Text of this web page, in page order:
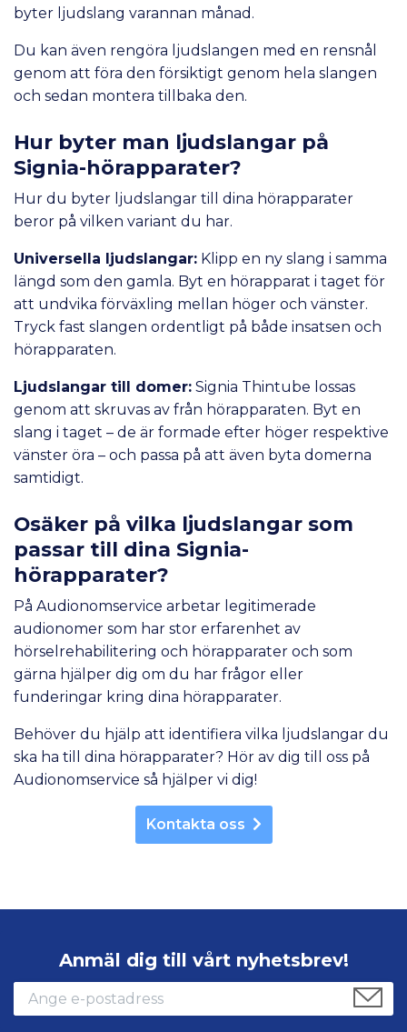
byter ljudslang varannan månad.
Du kan även rengöra ljudslangen med en rensnål
genom att föra den försiktigt genom hela slangen
och sedan montera tillbaka den.
Hur byter man ljudslangar på
Signia-hörapparater?
Hur du byter ljudslangar till dina hörapparater
beror på vilken variant du har.
Universella ljudslangar: Klipp en ny slang i samma
längd som den gamla. Byt en hörapparat i taget för
att undvika förväxling mellan höger och vänster.
Tryck fast slangen ordentligt på både insatsen och
hörapparaten.
Ljudslangar till domer: Signia Thintube lossas
genom att skruvas av från hörapparaten. Byt en
slang i taget – de är formade efter höger respektive
vänster öra – och passa på att även byta domerna
samtidigt.
Osäker på vilka ljudslangar som
passar till dina Signia-
hörapparater?
På Audionomservice arbetar legitimerade
audionomer som har stor erfarenhet av
hörselrehabilitering och hörapparater och som
gärna hjälper dig om du har frågor eller
funderingar kring dina hörapparater.
Behöver du hjälp att identifiera vilka ljudslangar du
ska ha till dina hörapparater? Hör av dig till oss på
Audionomservice så hjälper vi dig!
Kontakta oss
Anmäl dig till vårt nyhetsbrev!